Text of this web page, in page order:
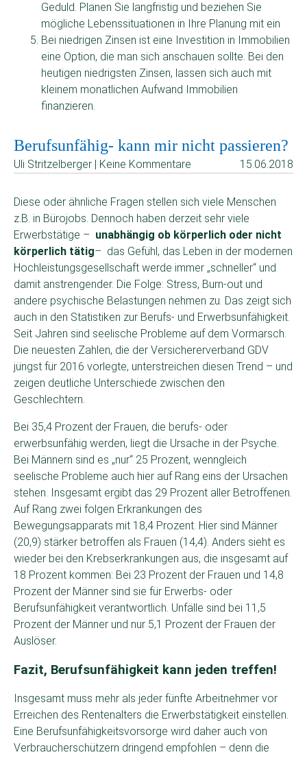
Geduld. Planen Sie langfristig und beziehen Sie
mögliche Lebenssituationen in Ihre Planung mit ein
Bei niedrigen Zinsen ist eine Investition in Immobilien
eine Option, die man sich anschauen sollte. Bei den
heutigen niedrigsten Zinsen, lassen sich auch mit
kleinem monatlichen Aufwand Immobilien
finanzieren.
Berufsunfähig- kann mir nicht passieren?
Uli Stritzelberger | Keine Kommentare 15.06.2018
Diese oder ähnliche Fragen stellen sich viele Menschen
z.B. in Bürojobs. Dennoch haben derzeit sehr viele
Erwerbstätige – unabhängig ob körperlich oder nicht
körperlich tätig– das Gefühl, das Leben in der modernen
Hochleistungsgesellschaft werde immer „schneller“ und
damit anstrengender. Die Folge: Stress, Burn-out und
andere psychische Belastungen nehmen zu. Das zeigt sich
auch in den Statistiken zur Berufs- und Erwerbsunfähigkeit.
Seit Jahren sind seelische Probleme auf dem Vormarsch.
Die neuesten Zahlen, die der Versichererverband GDV
jüngst für 2016 vorlegte, unterstreichen diesen Trend – und
zeigen deutliche Unterschiede zwischen den
Geschlechtern.
Bei 35,4 Prozent der Frauen, die berufs- oder
erwerbsunfähig werden, liegt die Ursache in der Psyche.
Bei Männern sind es „nur“ 25 Prozent, wenngleich
seelische Probleme auch hier auf Rang eins der Ursachen
stehen. Insgesamt ergibt das 29 Prozent aller Betroffenen.
Auf Rang zwei folgen Erkrankungen des
Bewegungsapparats mit 18,4 Prozent. Hier sind Männer
(20,9) stärker betroffen als Frauen (14,4). Anders sieht es
wieder bei den Krebserkrankungen aus, die insgesamt auf
18 Prozent kommen: Bei 23 Prozent der Frauen und 14,8
Prozent der Männer sind sie für Erwerbs- oder
Berufsunfähigkeit verantwortlich. Unfälle sind bei 11,5
Prozent der Männer und nur 5,1 Prozent der Frauen der
Auslöser.
Fazit, Berufsunfähigkeit kann jeden treffen!
Insgesamt muss mehr als jeder fünfte Arbeitnehmer vor
Erreichen des Rentenalters die Erwerbstätigkeit einstellen.
Eine Berufsunfähigkeitsvorsorge wird daher auch von
Verbraucherschützern dringend empfohlen – denn die